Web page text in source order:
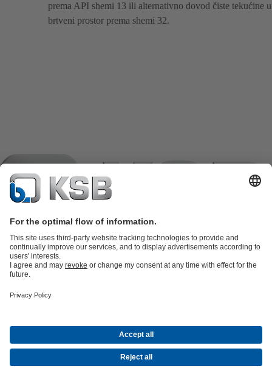
prema API shemi 13 ili alternativno dovod čiste tekućine u
brtveni prostor prema shemi 32.
SupremeServ: Premium servis za pumpe i armature
Građevinska tehnologijaEnergetska tehnologija
TvrtkaDogađajiMedijiCareer opportunities at KSBDruštvene mreže